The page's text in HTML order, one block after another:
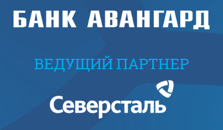
ВЕДУЩИЙ ПАРТНЕР